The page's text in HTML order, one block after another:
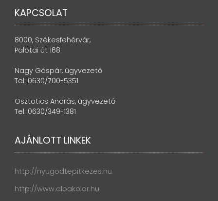
KAPCSOLAT
8000, Székesfehérvár,
Palotai út 168.
Nagy Gáspár, ügyvezető
Tel: 0630/700-5351
Osztotics András, ügyvezető
Tel: 0630/349-1381
AJÁNLOTT LINKEK
http://nyugodtepitkezes.hu
http://www.albakolor.hu